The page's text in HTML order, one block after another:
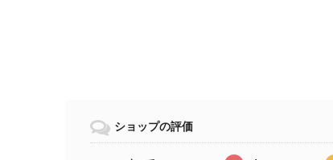
ショップの評価